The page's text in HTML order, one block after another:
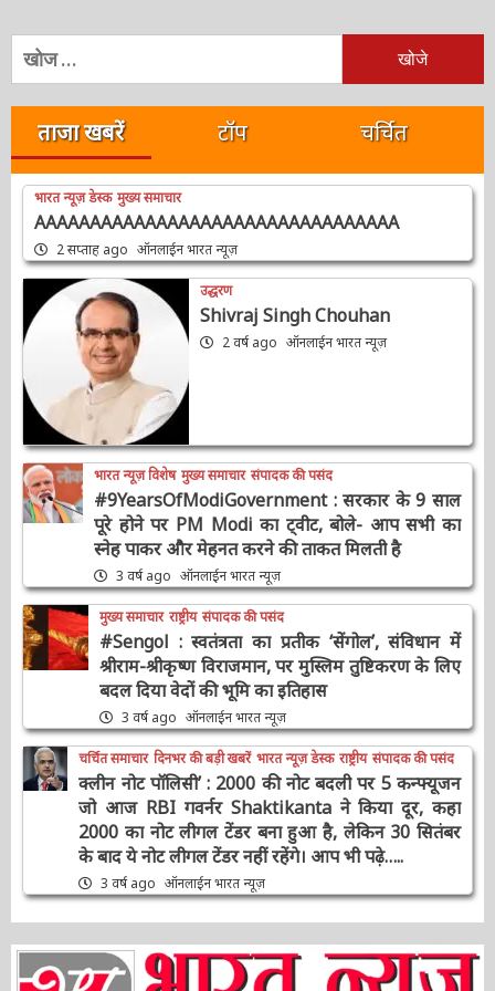
निम्न
को
खोजें:
ताजा खबरें
भारत न्यूज़ डेस्क मुख्य समाचार
AAAAAAAAAAAAAAAAAAAAAAAAAAAAAAAAA
2 सप्ताह ago ऑनलाईन भारत न्यूज़
उद्धरण
Shivraj Singh Chouhan
भारत न्यूज़ विशेष मुख्य समाचार संपादक की पसंद
#9YearsOfModiGovernment : सरकार के 9
साल पूरे होने पर PM Modi का ट्वीट, बोले- आप सभी
का स्नेह पाकर और मेहनत करने की ताकत मिलती है
3 वर्ष ago ऑनलाईन भारत न्यूज़
मुख्य समाचार राष्ट्रीय संपादक की पसंद
#Sengol : स्वतंत्रता का प्रतीक ‘सेंगोल’, संविधान में
श्रीराम-श्रीकृष्ण विराजमान, पर मुस्लिम तुष्टिकरण के
लिए बदल दिया वेदों की भूमि का इतिहास
3 वर्ष ago ऑनलाईन भारत न्यूज़
चर्चित समाचार दिनभर की बड़ी खबरें भारत न्यूज़ डेस्क राष्ट्रीय
संपादक की पसंद
क्लीन नोट पॉलिसी’ : 2000 की नोट बदली पर 5
कन्फ्यूजन जो आज RBI गवर्नर Shaktikanta ने किया
दूर, कहा 2000 का नोट लीगल टेंडर बना हुआ है, लेकिन
30 सितंबर के बाद ये नोट लीगल टेंडर नहीं रहेंगे। आप भी
पढ़े…..
3 वर्ष ago ऑनलाईन भारत न्यूज़